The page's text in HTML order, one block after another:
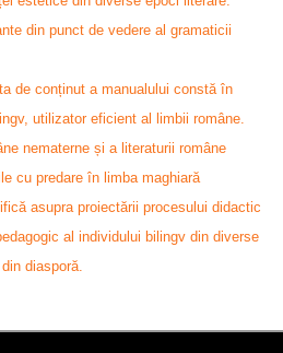
din punct de vedere al gramaticii
de conținut a manualului constă în
utilizator eficient al limbii române.
nematerne și a literaturii române
cu predare în limba maghiară
asupra proiectării procesului didactic
al individului bilingv din diverse
diasporă.